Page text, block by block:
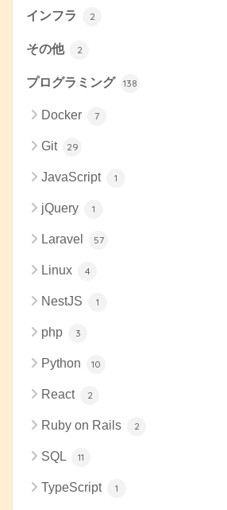
インフラ 2
その他 2
プログラミング 138
Docker 7
Git 29
JavaScript 1
jQuery 1
Laravel 57
Linux 4
NestJS 1
php 3
Python 10
React 2
Ruby on Rails 2
SQL 11
TypeScript 1